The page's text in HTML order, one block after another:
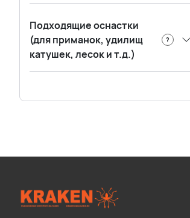
Подходящие оснастки
(для приманок, удилищ
катушек, лесок и т.д.)
?